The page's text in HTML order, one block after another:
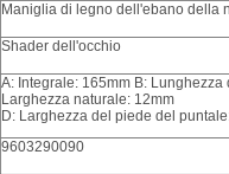
Maniglia di legno dell'ebano della
Shader dell'occhio
A: Integrale: 165mm B: Lunghezza
Larghezza naturale: 12mm
D: Larghezza del piede del
9603290090